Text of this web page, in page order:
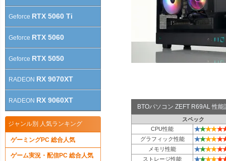
BTOパソコン ZEFT R69AL 性
スペック
CPU性能
★★★★★
グラフィック性能 ★★★★★
メモリ性能 ★★★★★
ストレージ性能 ★★★★★
Geforce RTX 5060 Ti
Geforce RTX 5060
Geforce RTX 5050
RADEON RX 9070XT
RADEON RX 9060XT
ジャンル別 人気ランキング
ゲーミングPC 総合人気
ゲーム実況・配信PC 総合人気